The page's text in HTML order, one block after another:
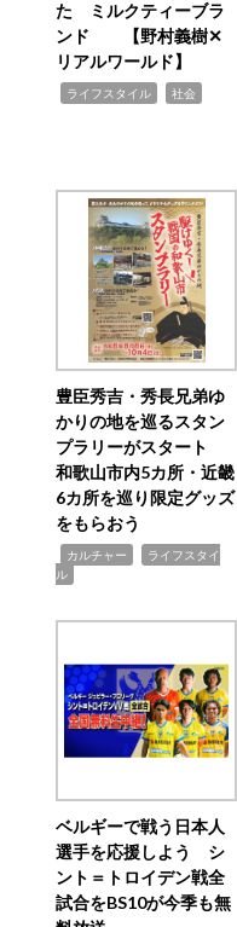
た ミルクティーブラ
ンド 【野村義樹✕
リアルワールド】
ライフスタイル 社会
豊臣秀吉・秀長兄弟ゆ
かりの地を巡るスタン
プラリーがスタート
和歌山市内5カ所・近畿
6カ所を巡り限定グッズ
をもらおう
カルチャー
ライフスタイ
ル
ベルギーで戦う日本人
選手を応援しよう シ
ント＝トロイデン戦全
試合をBS10が今季も無